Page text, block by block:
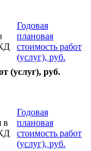
Годовая
плановая
стоимость работ
(услуг), руб.
(услуг), руб.
в
Годовая
плановая
стоимость работ
(услуг), руб.